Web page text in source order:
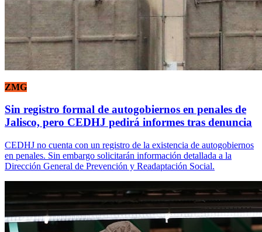
ZMG
Sin registro formal de autogobiernos en penales de
Jalisco, pero CEDHJ pedirá informes tras denuncia
CEDHJ no cuenta con un registro de la existencia de autogobiernos
en penales. Sin embargo solicitarán información detallada a la
Dirección General de Prevención y Readaptación Social.